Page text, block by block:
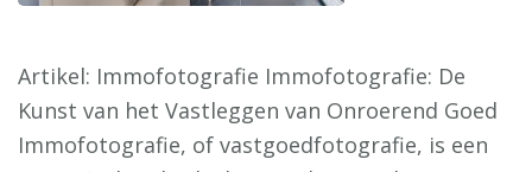
Artikel: Immofotografie Immofotografie: De
Kunst van het Vastleggen van Onroerend Goed
Immofotografie, of vastgoedfotografie, is een